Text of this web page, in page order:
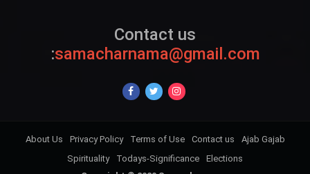
Contact us
:samacharnama@gmail.com
About Us Privacy Policy Terms of Use Contact us
Ajab Gajab
Spirituality
Todays-Significance Elections